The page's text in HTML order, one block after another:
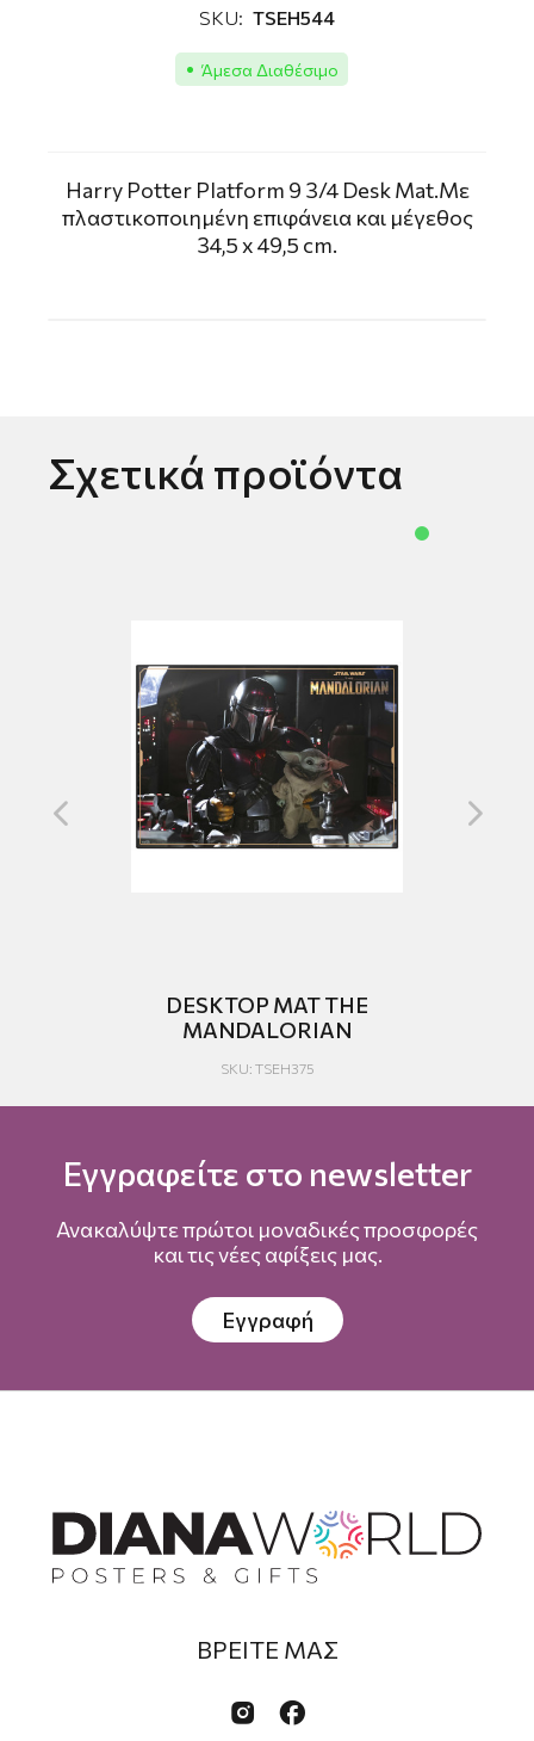
SKU: TSEH544
Άμεσα Διαθέσιμο
Harry Potter Platform 9 3/4 Desk Mat.Με
πλαστικοποιημένη επιφάνεια και μέγεθος
34,5 x 49,5 cm.
Σχετικά προϊόντα
DESKTOP MAT THE
MANDALORIAN
SKU: TSEH375
Εγγραφείτε στο newsletter
Ανακαλύψτε πρώτοι μοναδικές προσφορές
και τις νέες αφίξεις μας.
Εγγραφή
ΒΡΕΙΤΕ ΜΑΣ
 